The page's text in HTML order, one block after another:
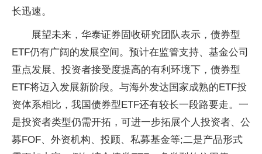
长迅速。
展望未来，华泰证券固收研究团队表示，债券型
ETF仍有广阔的发展空间。预计在监管支持、基金公司
重点发展、投资者接受度提高的有利环境下，债券型
ETF将迈入发展新阶段。与海外发达国家成熟的ETF投
资体系相比，我国债券型ETF还有较长一段路要走。一
是投资者类型仍需开拓，可进一步拓展个人投资者、公
募FOF、外资机构、投顾、私募基金等;二是产品形式